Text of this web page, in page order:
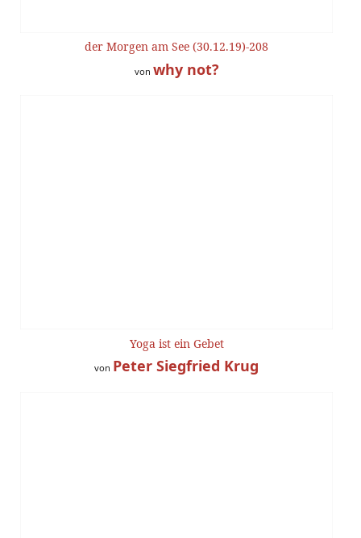
der Morgen am See (30.12.19)-208
von why not?
Yoga ist ein Gebet
von Peter Siegfried Krug